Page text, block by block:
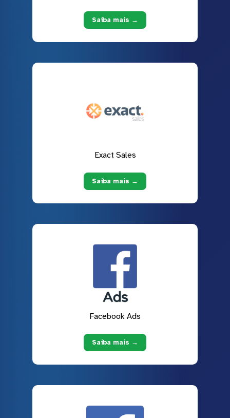
Saiba mais →
Exact Sales
Saiba mais →
Facebook Ads
Saiba mais →